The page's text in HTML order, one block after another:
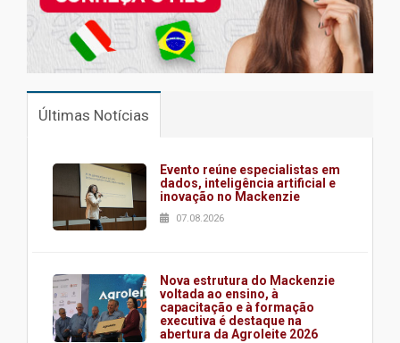
Últimas Notícias
Evento reúne especialistas em
dados, inteligência artificial e
inovação no Mackenzie
07.08.2026
Nova estrutura do Mackenzie
voltada ao ensino, à
capacitação e à formação
executiva é destaque na
abertura da Agroleite 2026